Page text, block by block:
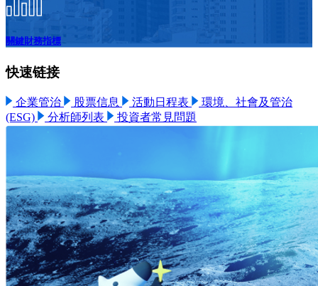
關鍵財務指標
快速链接
企業管治 股票信息 活動日程表
環境、社會及管治
(ESG)
分析師列表 投資者常見問題